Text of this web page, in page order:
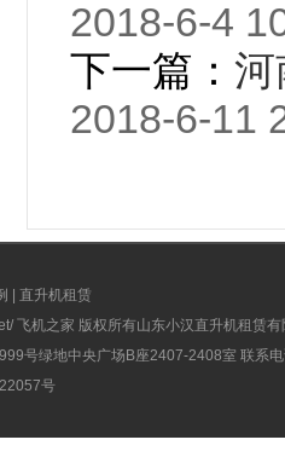
2018-6-4
下一篇：
2018-6-11
直升机租赁
飞机之家 版权所有山东小汉直升机租赁有
号绿地中央广场B座2407-2408室 联系
号